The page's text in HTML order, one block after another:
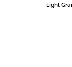
Light